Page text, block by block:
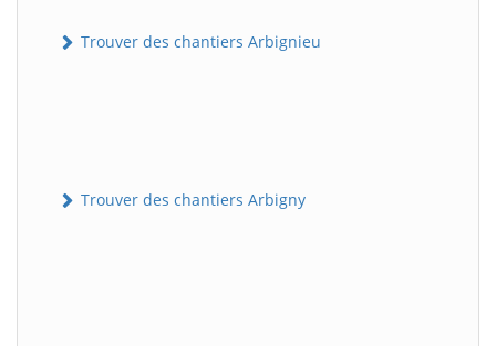
Trouver des chantiers Arbignieu
Trouver des chantiers Arbigny